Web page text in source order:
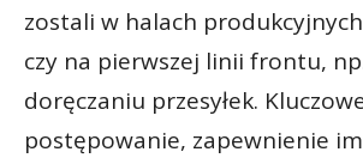
zostali w halach
czy na pierwszej linii frontu,
doręczaniu przesyłek.
postępowanie, zapewnienie im